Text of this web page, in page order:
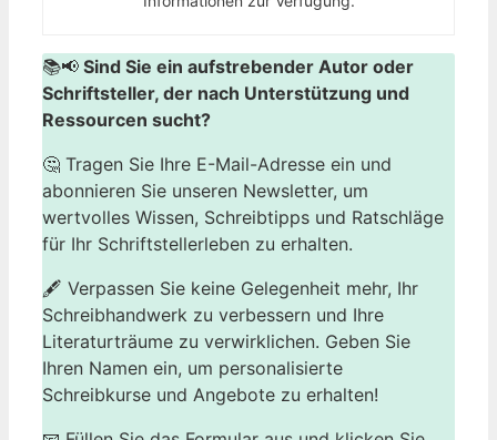
📚📢 Sind Sie ein aufstrebender Autor oder
Schriftsteller, der nach Unterstützung und
Ressourcen sucht?
🤔 Tragen Sie Ihre E-Mail-Adresse ein und
abonnieren Sie unseren Newsletter, um
wertvolles Wissen, Schreibtipps und Ratschläge
für Ihr Schriftstellerleben zu erhalten.
🖋️ Verpassen Sie keine Gelegenheit mehr, Ihr
Schreibhandwerk zu verbessern und Ihre
Literaturträume zu verwirklichen. Geben Sie
Ihren Namen ein, um personalisierte
Schreibkurse und Angebote zu erhalten!